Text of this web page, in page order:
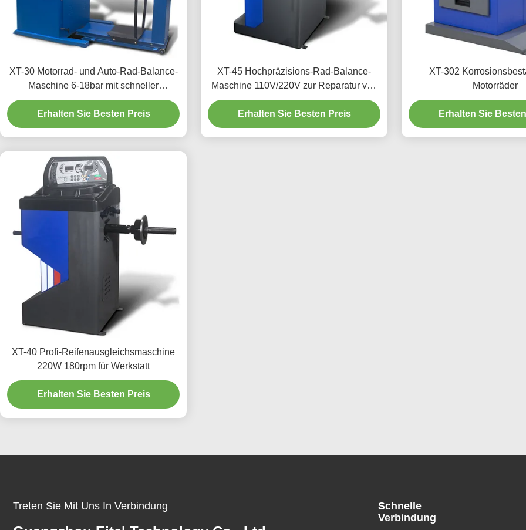
XT-30 Motorrad- und Auto-Rad-Balance-
Maschine 6-18bar mit schneller
Einrichtung
Erhalten Sie Besten Preis
XT-45 Hochpräzisions-Rad-Balance-
Maschine 110V/220V zur Reparatur von
Fahrzeugen
Erhalten Sie Besten Preis
XT-302
Motorräder
Erhalten Sie
XT-40 Profi-Reifenausgleichsmaschine
220W 180rpm für Werkstatt
Erhalten Sie Besten Preis
Treten Sie Mit Uns In Verbindung
Schnelle
Verbindung